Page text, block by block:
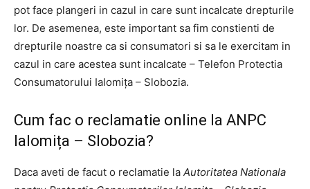
pot face plangeri in cazul in care sunt incalcate drepturile
lor. De asemenea, este important sa fim constienti de
drepturile noastre ca si consumatori si sa le exercitam in
cazul in care acestea sunt incalcate – Telefon Protectia
Consumatorului Ialomița – Slobozia.
Cum fac o reclamatie online la ANPC
Ialomița – Slobozia?
Daca aveti de facut o reclamatie la Autoritatea Nationala